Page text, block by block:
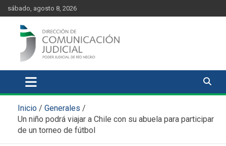
content
Skip
to
content
sábado, agosto 8, 2026
Comunicación Judicial
Inicio
Generales
Un niño podrá viajar a Chile con su abuela para participar
de un torneo de fútbol